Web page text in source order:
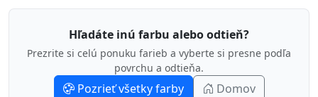
Hľadáte inú farbu alebo odtieň?
Prezrite si celú ponuku farieb a vyberte si presne podľa
povrchu a odtieňa.
Pozrieť všetky farby Domov